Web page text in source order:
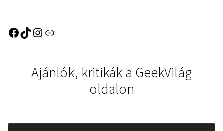
Ajánlók, kritikák a GeekVilág
oldalon